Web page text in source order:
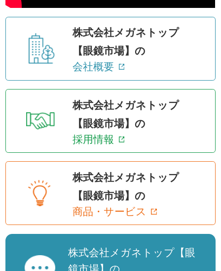
株式会社メガネトップ
【眼鏡市場】の
会社概要
株式会社メガネトップ
【眼鏡市場】の
採用情報
株式会社メガネトップ
【眼鏡市場】の
商品・サービス
株式会社メガネトップ【眼
鏡市場】の